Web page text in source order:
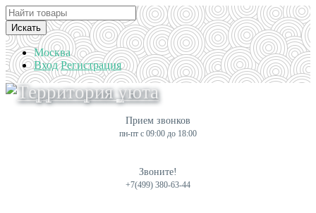
Искать
Москва
Вход Регистрация
Прием звонков
пн-пт с 09:00 до 18:00
Звоните!
+7(499) 380-63-44